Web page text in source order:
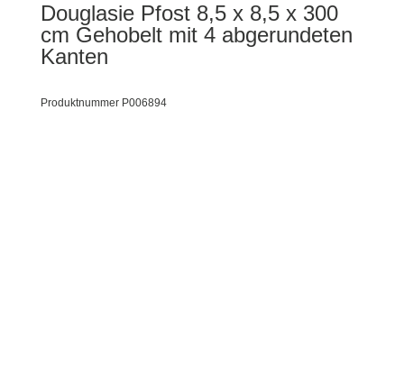
Douglasie Pfost 8,5 x 8,5 x 300
cm Gehobelt mit 4 abgerundeten
Kanten
Produktnummer P006894